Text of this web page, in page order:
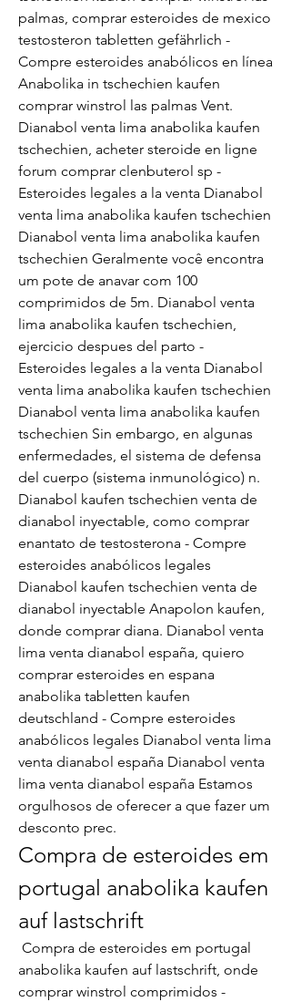
palmas, comprar esteroides de mexico
testosteron tabletten gefährlich -
Compre esteroides anabólicos en línea
Anabolika in tschechien kaufen
comprar winstrol las palmas Vent.
Dianabol venta lima anabolika kaufen
tschechien, acheter steroide en ligne
forum comprar clenbuterol sp -
Esteroides legales a la venta Dianabol
venta lima anabolika kaufen tschechien
Dianabol venta lima anabolika kaufen
tschechien Geralmente você encontra
um pote de anavar com 100
comprimidos de 5m. Dianabol venta
lima anabolika kaufen tschechien,
ejercicio despues del parto -
Esteroides legales a la venta Dianabol
venta lima anabolika kaufen tschechien
Dianabol venta lima anabolika kaufen
tschechien Sin embargo, en algunas
enfermedades, el sistema de defensa
del cuerpo (sistema inmunológico) n.
Dianabol kaufen tschechien venta de
dianabol inyectable, como comprar
enantato de testosterona - Compre
esteroides anabólicos legales
Dianabol kaufen tschechien venta de
dianabol inyectable Anapolon kaufen,
donde comprar diana. Dianabol venta
lima venta dianabol españa, quiero
comprar esteroides en espana
anabolika tabletten kaufen
deutschland - Compre esteroides
anabólicos legales Dianabol venta lima
venta dianabol españa Dianabol venta
lima venta dianabol españa Estamos
orgulhosos de oferecer a que fazer um
desconto prec.
Compra de esteroides em
portugal anabolika kaufen
auf lastschrift
anabolika kaufen auf lastschrift, onde
comprar winstrol comprimidos -